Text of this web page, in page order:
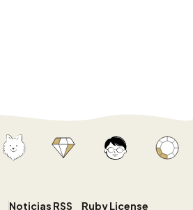
Noticias RSS Ruby License